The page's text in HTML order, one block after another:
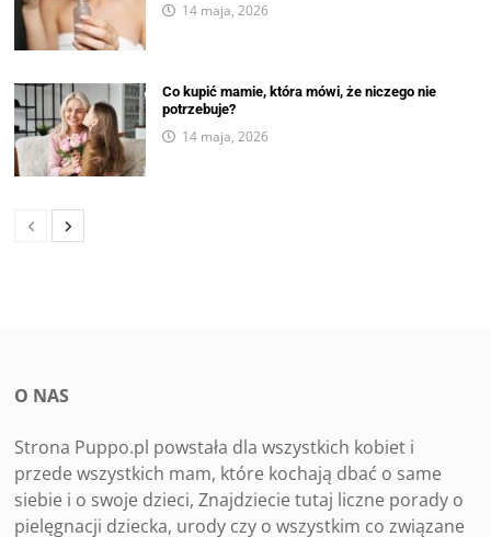
14 maja, 2026
Co kupić mamie, która mówi, że niczego nie
potrzebuje?
14 maja, 2026
O NAS
Strona Puppo.pl powstała dla wszystkich kobiet i
przede wszystkich mam, które kochają dbać o same
siebie i o swoje dzieci, Znajdziecie tutaj liczne porady o
pielęgnacji dziecka, urody czy o wszystkim co związane